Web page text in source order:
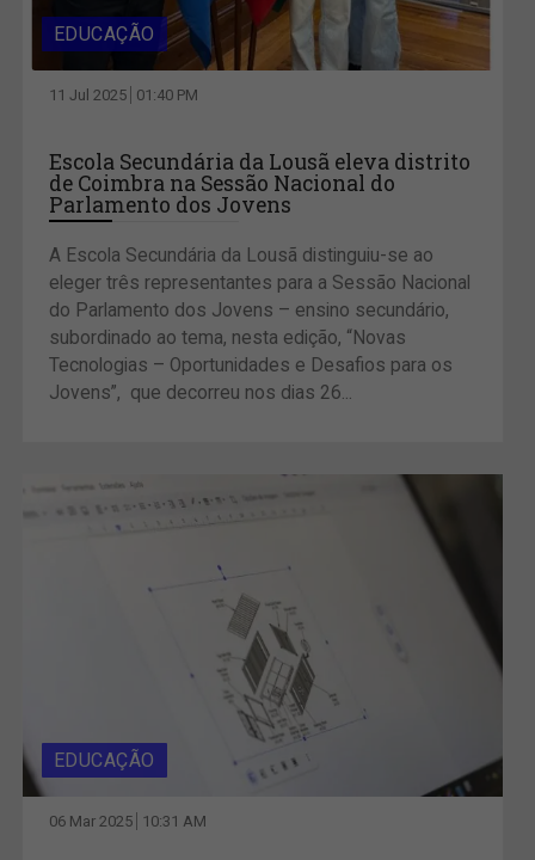
EDUCAÇÃO
11 Jul 2025 01:40 PM
Escola Secundária da Lousã eleva distrito
de Coimbra na Sessão Nacional do
Parlamento dos Jovens
A Escola Secundária da Lousã distinguiu-se ao
eleger três representantes para a Sessão Nacional
do Parlamento dos Jovens – ensino secundário,
subordinado ao tema, nesta edição, “Novas
Tecnologias – Oportunidades e Desafios para os
Jovens”, que decorreu nos dias 26...
EDUCAÇÃO
06 Mar 2025 10:31 AM